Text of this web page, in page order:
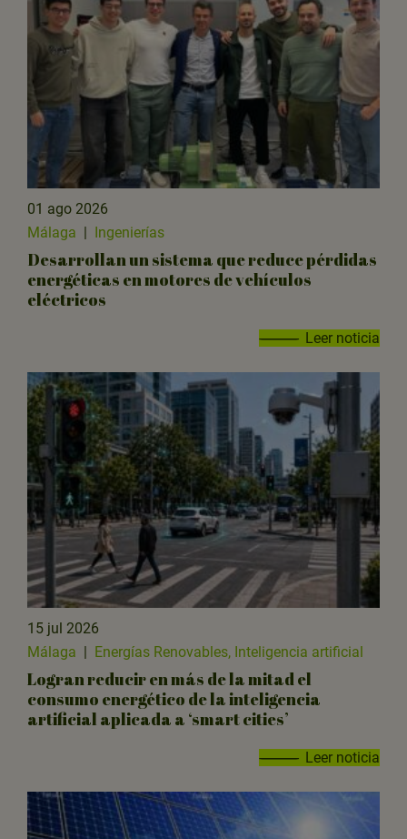
01 ago 2026
Málaga | Ingenierías
Desarrollan un sistema que reduce pérdidas
energéticas en motores de vehículos
eléctricos
Leer noticia
15 jul 2026
Málaga | Energías Renovables, Inteligencia artificial
Logran reducir en más de la mitad el
consumo energético de la inteligencia
artificial aplicada a ‘smart cities’
Leer noticia